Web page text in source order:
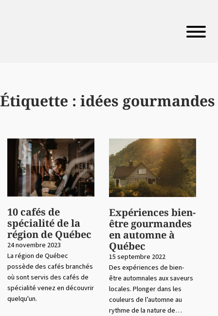
Étiquette : idées gourmandes
10 cafés de
spécialité de la
région de Québec
24 novembre 2023
La région de Québec
possède des cafés branchés
où sont servis des cafés de
spécialité venez en découvrir
quelqu'un.
Expériences bien-
être gourmandes
en automne à
Québec
15 septembre 2022
Des expériences de bien-
être automnales aux saveurs
locales. Plonger dans les
couleurs de l’automne au
rythme de la nature de…